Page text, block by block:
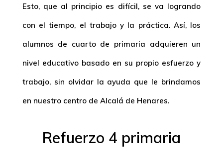
Esto, que al principio es difícil, se va logrando
con el tiempo, el trabajo y la práctica. Así, los
alumnos de cuarto de primaria adquieren un
nivel educativo basado en su propio esfuerzo y
trabajo, sin olvidar la ayuda que le brindamos
en nuestro centro de Alcalá de Henares.
Refuerzo 4 primaria